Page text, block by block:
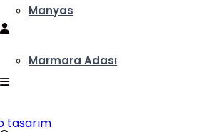
Manyas
Marmara Adası